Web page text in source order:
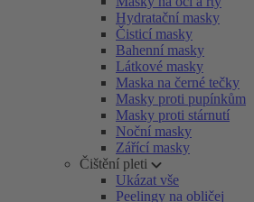
Hydratační masky
Čisticí masky
Bahenní masky
Látkové masky
Maska na černé tečky
Masky proti pupínkům
Masky proti stárnutí
Noční masky
Zářící masky
Čištění pleti
Ukázat vše
Peelingy na obličej